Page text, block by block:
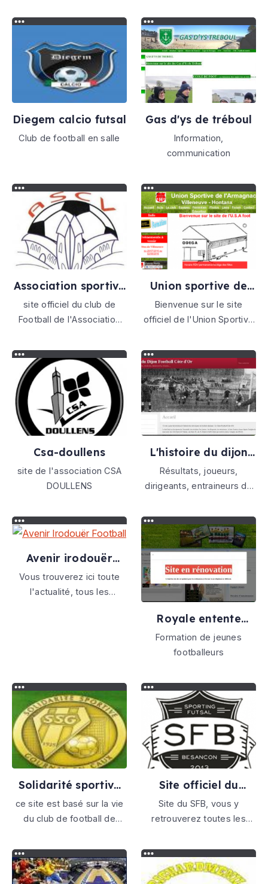
Diegem calcio futsal
Club de football en salle
Gas d'ys de tréboul
Information,
communication
Association sportive
chazé-vern
site officiel du club de
Football de l'Association
Vern.Venez y découvrir les
derniers résultats,
classements, la vie du club
etc...
Union sportive de
l'armagnac
villeneuve hontanx
Bienvenue sur le site
officiel de l'Union Sportive
Hontanx section football,
découvrez l'actualité du
club,des équipes
masculines et féminines
Csa-doullens
site de l'association CSA
DOULLENS
L'histoire du dijon
football côte d'or
Résultats, joueurs,
dirigeants, entraineurs de
Avenir irodouër
football
Vous trouverez ici toute
l'actualité, tous les
football.
Royale entente
blegnytoise
Formation de jeunes
footballeurs
Solidarité sportive
gournay en caux
ce site est basé sur la vie
du club de football de
réputé pour sa solidarité
,ses bénévoles ,son
tournoi international,et son
Site officiel du
sporting futsal
besançon
Site du SFB, vous y
retrouverez toutes les
vie du club, en
complément de ses
différents sociaux